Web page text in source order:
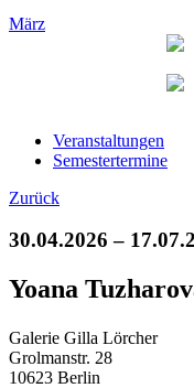
März
Veranstaltungen
Semestertermine
Zurück
30.04.2026 –
Yoana
Galerie Gilla Lörcher
Grolmanstr. 28
10623 Berlin